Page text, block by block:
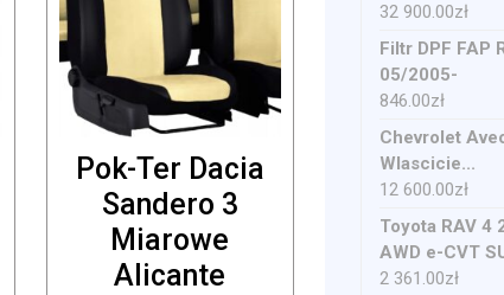
Pok-Ter Dacia
Sandero 3
Miarowe
Alicante
32 900.00zł
Filtr DPF FAP
05/2005-
846.00zł
Chevrolet
Wlascicie...
12 600.00zł
Toyota RAV 4
AWD e-CVT
2 361.00zł